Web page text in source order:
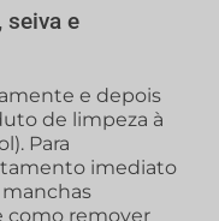
seiva e
e depois
de limpeza à
Para
imediato
como remover